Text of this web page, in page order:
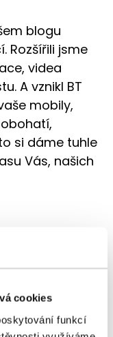
cookies
funkcí
blogu
Rozšířili jsme
videa
A vznikl BT
mobily,
si dáme tuhle
Vás, našich